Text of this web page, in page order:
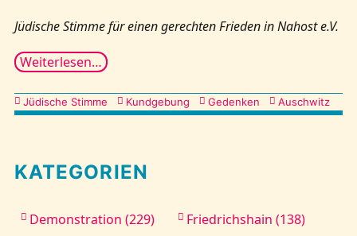
Jüdische Stimme für einen gerechten Frieden in Nahost e.V.
Weiterlesen…
Kategorien
Jüdische Stimme Kundgebung Gedenken Auschwitz
KATEGORIEN
Demonstration (229)
Friedrichshain (138)